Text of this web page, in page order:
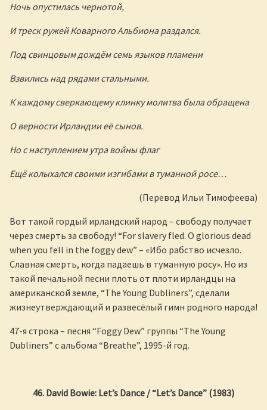
Ночь опустилась чернотой,
И треск ружей Коварного Альбиона раздался.
Под свинцовым дождём семь языков пламени
Взвились над рядами стальными.
К каждому сверкающему клинку молитва была обращена
О верности Ирландии её сынов.
Но с наступлением утра войны флаг
Ещё колыхался своими изгибами в туманной росе…
(Перевод Ильи Тимофеева)
Вот такой гордый ирландский народ – свободу получает
через смерть за свободу! “For slavery fled. O glorious dead
when you fell in the foggy dew” – «Ибо рабство исчезло.
Славная смерть, когда падаешь в туманную росу». Но из
такой печальной песни плоть от плоти ирландцы на
американской земле, “The Young Dubliners”, сделали
жизнеутверждающий и развесёлый гимн родного народа!
47-я строка – песня “Foggy Dew” группы “The Young
Dubliners” с альбома “Breathe”, 1995-й год.
46. David Bowie: Let’s Dance / “Let’s Dance” (1983)